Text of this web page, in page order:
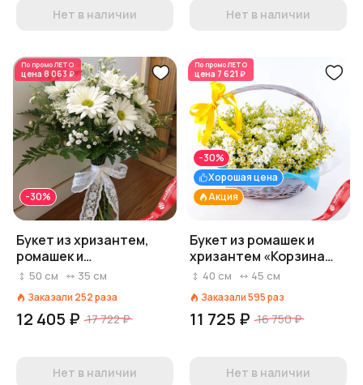
Нет в наличии Нет в наличии
По промоЛЕТО
цена 8 063 ₽
-30%
Букет из хризантем,
ромашек и
колокольчика «Летняя
50 см 35 см
Заказали 252раза
12 405 ₽ 17 722 ₽
Нет в наличии
По промоЛЕТО
цена 7 621 ₽
Акция
Хорошая цена
-30%
Букет из ромашек и
хризантем «Корзина
радости»
40 см 45 см
Заказали595раз
11 725 ₽ 16 750 ₽
Нет в наличии